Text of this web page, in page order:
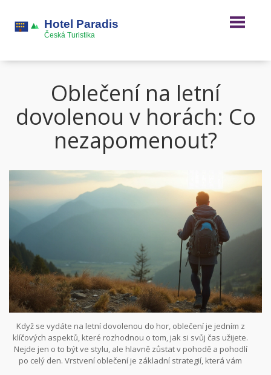
Oblečení na letní
dovolenou v horách: Co
nezapomenout?
Když se vydáte na letní dovolenou do hor, oblečení je jedním z
klíčových aspektů, které rozhodnou o tom, jak si svůj čas užijete.
Nejde jen o to být ve stylu, ale hlavně zůstat v pohodě a pohodlí
po celý den. Vrstvení oblečení je základní strategií, která vám